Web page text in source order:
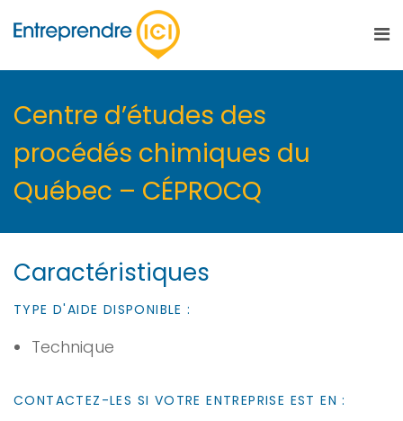
Centre d’études des
procédés chimiques du
Québec – CÉPROCQ
Caractéristiques
TYPE D'AIDE DISPONIBLE :
Technique
CONTACTEZ-LES SI VOTRE ENTREPRISE EST EN :